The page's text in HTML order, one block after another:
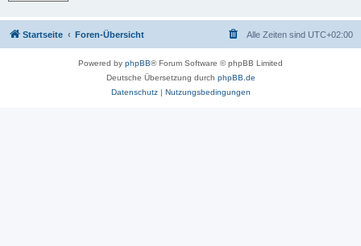
Startseite Foren-Übersicht Alle Zeiten sind UTC+02:00
Powered by phpBB® Forum Software © phpBB Limited
Deutsche Übersetzung durch phpBB.de
Datenschutz| Nutzungsbedingungen